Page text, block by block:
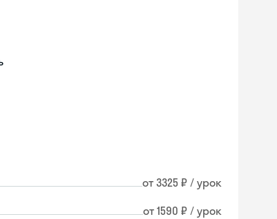
от 3325 ₽ / урок
от 1590 ₽ / урок